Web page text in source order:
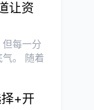
让资
每一分
。 随着
+开